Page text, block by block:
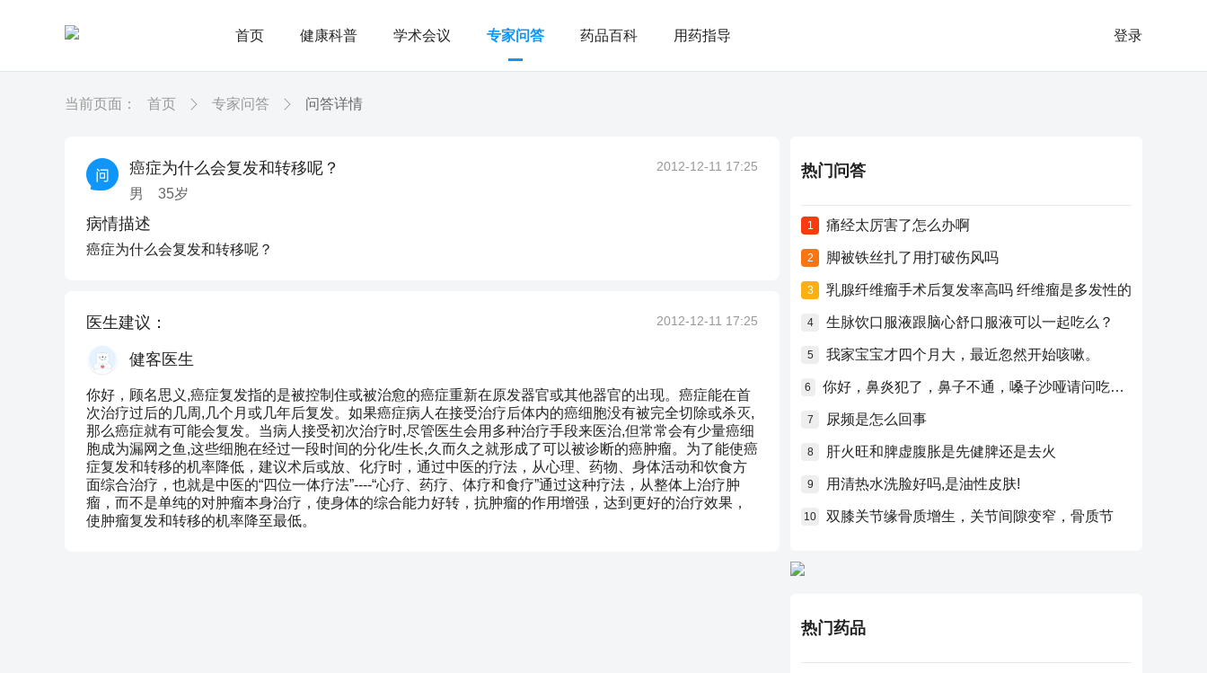
首页 健康科普 学术会议 专家问答 药品百科 用药指导 登录
当前页面： 首页 专家问答 问答详情
癌症为什么会复发和转移呢？
男 35岁
2012-12-11 17:25
病情描述
癌症为什么会复发和转移呢？
医生建议： 2012-12-11 17:25
健客医生
你好，顾名思义,癌症复发指的是被控制住或被治愈的癌症重新在原发器官或其他器官的出现。癌症能在首
次治疗过后的几周,几个月或几年后复发。如果癌症病人在接受治疗后体内的癌细胞没有被完全切除或杀灭,
那么癌症就有可能会复发。当病人接受初次治疗时,尽管医生会用多种治疗手段来医治,但常常会有少量癌细
胞成为漏网之鱼,这些细胞在经过一段时间的分化/生长,久而久之就形成了可以被诊断的癌肿瘤。为了能使癌
症复发和转移的机率降低，建议术后或放、化疗时，通过中医的疗法，从心理、药物、身体活动和饮食方
面综合治疗，也就是中医的“四位一体疗法”----“心疗、药疗、体疗和食疗”通过这种疗法，从整体上治疗肿
瘤，而不是单纯的对肿瘤本身治疗，使身体的综合能力好转，抗肿瘤的作用增强，达到更好的治疗效果，
使肿瘤复发和转移的机率降至最低。
热门问答
1 痛经太厉害了怎么办啊
2 脚被铁丝扎了用打破伤风吗
3 乳腺纤维瘤手术后复发率高吗 纤维瘤是多发性的
4 生脉饮口服液跟脑心舒口服液可以一起吃么？
5 我家宝宝才四个月大，最近忽然开始咳嗽。
6 你好，鼻炎犯了，鼻子不通，嗓子沙哑请问吃什么药比较好？
7 尿频是怎么回事
8 肝火旺和脾虚腹胀是先健脾还是去火
9 用清热水洗脸好吗,是油性皮肤!
10 双膝关节缘骨质增生，关节间隙变窄，骨质节
热门药品